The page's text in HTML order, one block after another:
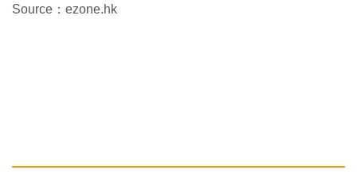
Source：ezone.hk